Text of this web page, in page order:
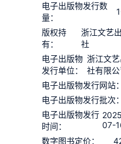
电子出版物发行数
量：
版权持
有：
浙江文艺
社
电子出版物
发行单位：
浙江文
社有限
电子出版物发行网站
电子出版物发行批次
电子出版物发行
时间：
07-
数字图书定价：